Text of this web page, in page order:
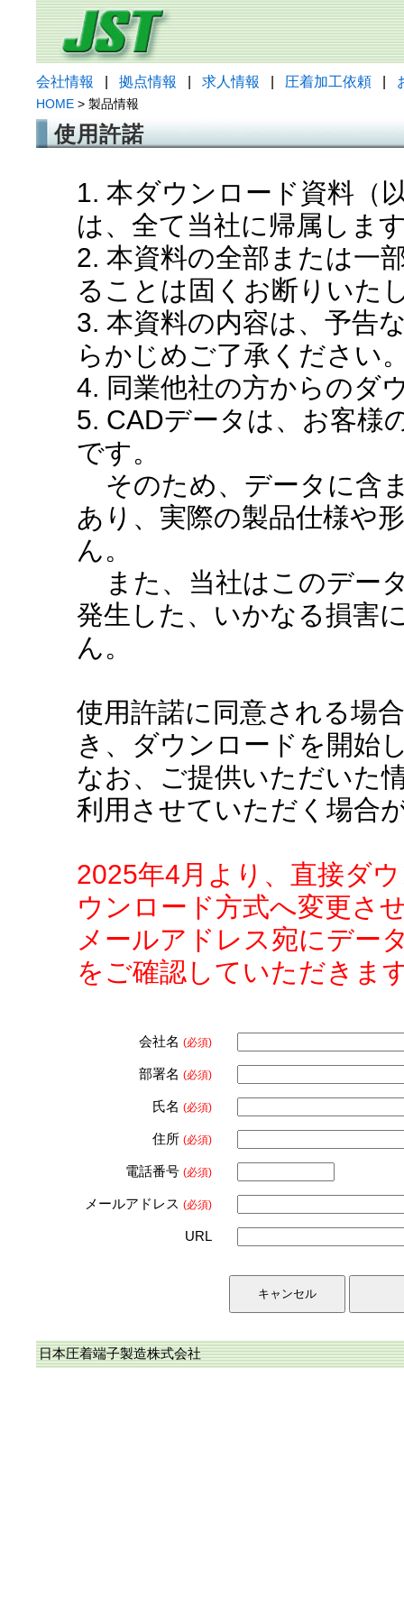
会社情報 拠点情報 求人情報 圧着加工依頼
HOME > 製品情報
使用許諾
1. 本ダウンロード資料（
は、全て当社に帰属しま
2. 本資料の全部または一
ることは固くお断りいた
3. 本資料の内容は、予告
らかじめご了承ください
4. 同業他社の方からのダ
5. CADデータは、お客様
です。
そのため、データに含
あり、実際の製品仕様や
ん。
また、当社はこのデー
発生した、いかなる損害
ん。
使用許諾に同意される場
き、ダウンロードを開始
なお、ご提供いただいた
利用させていただく場合
2025年4月より、直接ダ
ウンロード方式へ変更さ
メールアドレス宛にデー
をご確認していただきま
会社名 (必須)
部署名 (必須)
氏名 (必須)
住所 (必須)
電話番号 (必須)
メールアドレス (必須)
URL
日本圧着端子製造株式会社